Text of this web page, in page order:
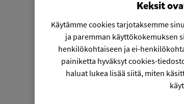
Keksit
Käytämme cookies tarjotaksemme
ja paremman käyttökokemuksen
henkilökohtaiseen ja ei-
painiketta hyväksyt cookies-
haluat lukea lisää siitä, miten